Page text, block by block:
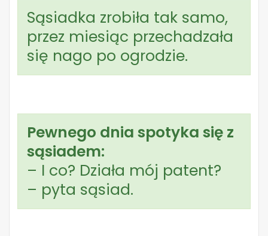
Sąsiadka zrobiła tak samo,
przez miesiąc przechadzała
się nago po ogrodzie.
Pewnego dnia spotyka się z
sąsiadem:
– I co? Działa mój patent?
– pyta sąsiad.